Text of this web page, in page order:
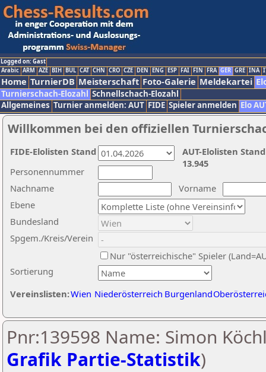
Logged on: Gast
Arabic ARM AZE BIH BUL CAT CHN CRO CZE DEN ENG ESP FAI FIN FRA GER GRE INA
Home TurnierDB Meisterschaft Foto-Galerie Meldekartei
Turnierschach-Elozahl Schnellschach-Elozahl
Allgemeines Turnier anmelden: AUT FIDE Spieler anmelden Elo
Willkommen bei den offiziellen
Nachname
Vorname
Ebene
Sortierung
Personennummer
Bundesland
Spgem./Kreis/Verein
Nur "österreichische" Spieler
Vereinslisten:Wien Niederösterreich Burgenland
AUT-Elolisten
13.945
FIDE-Elolisten Stand
Pnr:139598 Name: Simon
Grafik Partie-Statistik)